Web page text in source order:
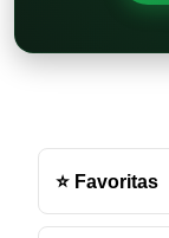
de
chat
⭐ Favoritas